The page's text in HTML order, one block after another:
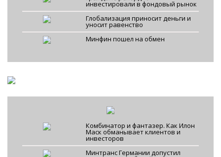
инвестировали в фондовый рынок
Глобализация приносит деньги и
уносит равенство
Минфин пошел на обмен
Комбинатор и фантазер. Как Илон
Маск обманывает клиентов и
инвесторов
Минтранс Германии допустил